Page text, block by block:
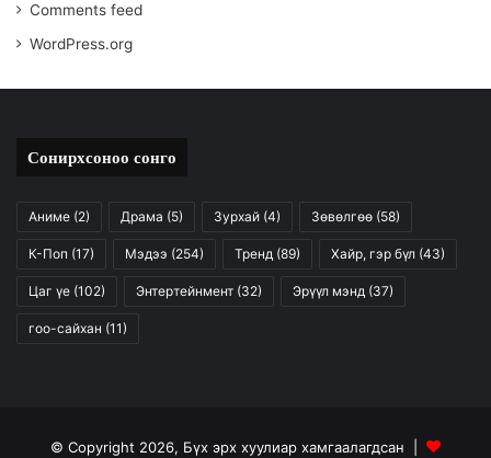
Comments feed
WordPress.org
Сонирхсоноо сонго
Аниме (2) Драма (5) Зурхай (4) Зөвөлгөө (58)
К-Поп (17) Мэдээ (254) Тренд (89) Хайр, гэр бүл (43)
Цаг үе (102) Энтертейнмент (32) Эрүүл мэнд (37)
гоо-сайхан (11)
© Copyright 2026, Бүх эрх хуулиар хамгаалагдсан |